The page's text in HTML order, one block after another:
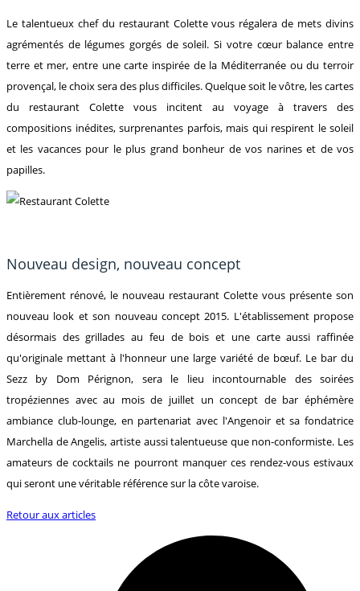
Le talentueux chef du restaurant Colette vous régalera de mets divins
agrémentés de légumes gorgés de soleil. Si votre cœur balance entre
terre et mer, entre une carte inspirée de la Méditerranée ou du terroir
provençal, le choix sera des plus difficiles. Quelque soit le vôtre, les cartes
du restaurant Colette vous incitent au voyage à travers des
compositions inédites, surprenantes parfois, mais qui respirent le soleil
et les vacances pour le plus grand bonheur de vos narines et de vos
papilles.
Nouveau design, nouveau concept
Entièrement rénové, le nouveau restaurant Colette vous présente son
nouveau look et son nouveau concept 2015. L'établissement propose
désormais des grillades au feu de bois et une carte aussi raffinée
qu'originale mettant à l'honneur une large variété de bœuf. Le bar du
Sezz by Dom Pérignon, sera le lieu incontournable des soirées
tropéziennes avec au mois de juillet un concept de bar éphémère
ambiance club-lounge, en partenariat avec l'Angenoir et sa fondatrice
Marchella de Angelis, artiste aussi talentueuse que non-conformiste. Les
amateurs de cocktails ne pourront manquer ces rendez-vous estivaux
qui seront une véritable référence sur la côte varoise.
Retour aux articles